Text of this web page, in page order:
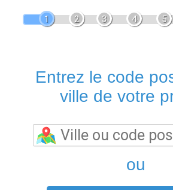
1 2 3 4 5
Entrez le code
ville de votre
ou